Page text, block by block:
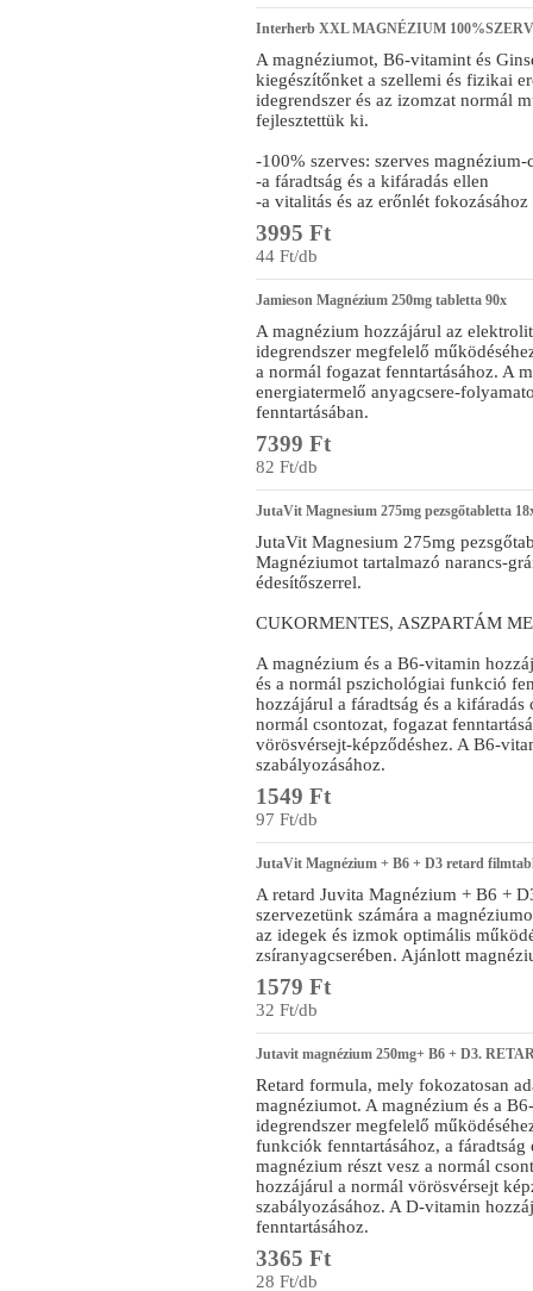
Interherb XXL MAGNÉZIUM
A magnéziumot, B6-vitamint és
kiegészítőnket a szellemi és fizikai
idegrendszer és az izomzat normál
fejlesztettük ki.
-100% szerves: szerves
-a fáradtság és a kifáradás ellen
-a vitalitás és az erőnlét fokozásához
3995 Ft
44 Ft/db
Jamieson Magnézium 250mg tabletta 90x
A magnézium hozzájárul az
idegrendszer megfelelő
a normál fogazat fenntartásához. A
energiatermelő anyagcsere-
fenntartásában.
7399 Ft
82 Ft/db
JutaVit Magnesium 275mg pezsgőtabletta
JutaVit Magnesium 275mg
Magnéziumot tartalmazó narancs-
édesítőszerrel.
CUKORMENTES, ASZPARTÁM
A magnézium és a B6-vitamin
és a normál pszichológiai funkció
hozzájárul a fáradtság és a
normál csontozat, fogazat
vörösvérsejt-képződéshez. A B6-
szabályozásához.
1549 Ft
97 Ft/db
JutaVit Magnézium + B6 + D3 retard
A retard Juvita Magnézium + B6 +
szervezetünk számára a
az idegek és izmok optimális
zsíranyagcserében. Ajánlott
1579 Ft
32 Ft/db
Jutavit magnézium 250mg+ B6 + D3.
Retard formula, mely fokozatosan
magnéziumot. A magnézium és a
idegrendszer megfelelő
funkciók fenntartásához, a fáradtság
magnézium részt vesz a normál
hozzájárul a normál vörösvérsejt
szabályozásához. A D-vitamin
fenntartásához.
3365 Ft
28 Ft/db